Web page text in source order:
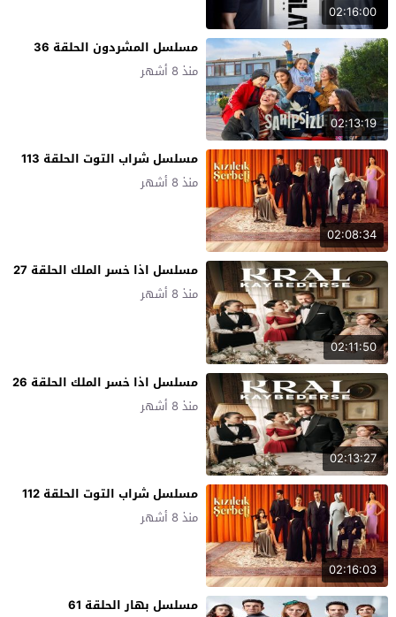
02:16:00
02:13:19
مسلسل المشردون الحلقة 36
منذ 8 أشهر
02:08:34
مسلسل شراب التوت الحلقة 113
منذ 8 أشهر
02:11:50
مسلسل اذا خسر الملك الحلقة 27
منذ 8 أشهر
02:13:27
مسلسل اذا خسر الملك الحلقة 26
منذ 8 أشهر
02:16:03
مسلسل شراب التوت الحلقة 112
منذ 8 أشهر
مسلسل بهار الحلقة 61